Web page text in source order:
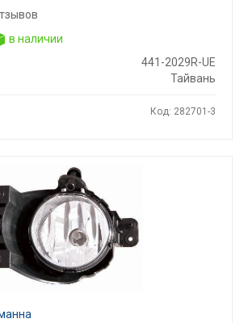
в наличии
441-2029R-UE
Тайвань
Код: 282701-3